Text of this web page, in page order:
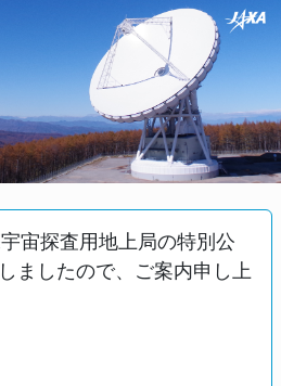
宙探査用地上局の特別公
ましたので、ご案内申し上